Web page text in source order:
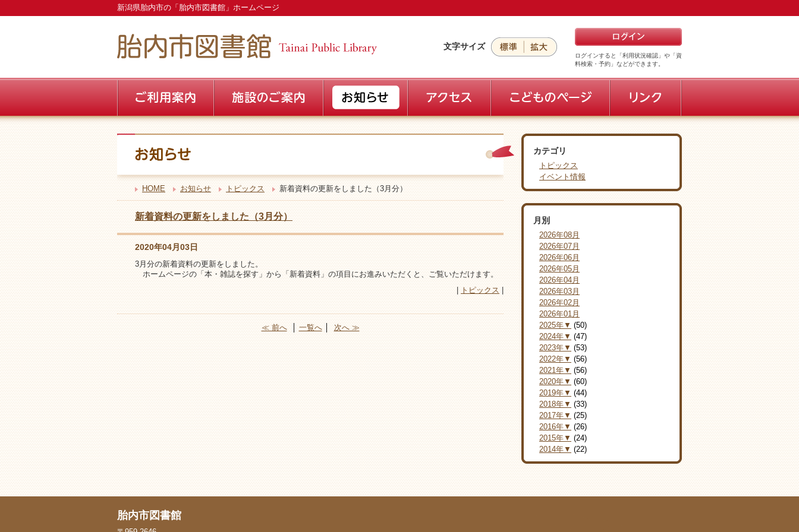
新潟県胎内市の「胎内市図書館」ホームページ
文字サイズ
ログインすると「利用状況確認」や「資
料検索・予約」などができます。
HOME お知らせ トピックス 新着資料の更新をしました（3月分）
新着資料の更新をしました（3月分）
2020年04月03日
3月分の新着資料の更新をしました。
ホームページの「本・雑誌を探す」から「新着資料」の項目にお進みいただくと、ご覧いただけます。
トピックス
≪ 前へ│ 一覧へ│ 次へ ≫
カテゴリ
トピックス
イベント情報
月別
2026年08月
2026年07月
2026年06月
2026年05月
2026年04月
2026年03月
2026年02月
2026年01月
2025年▼ (50)
2024年▼ (47)
2023年▼ (53)
2022年▼ (56)
2021年▼ (56)
2020年▼ (60)
2019年▼ (44)
2018年▼ (33)
2017年▼ (25)
2016年▼ (26)
2015年▼ (24)
2014年▼ (22)
胎内市図書館